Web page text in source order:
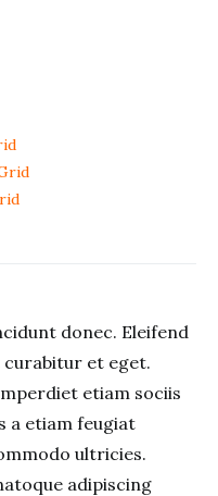
donec. Eleifend
et eget.
etiam sociis
a etiam feugiat
ultricies.
adipiscing